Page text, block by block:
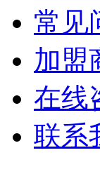
常见
加盟
在线
联系